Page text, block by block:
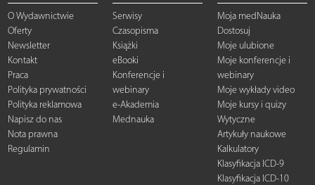
O Wydawnictwie
Oferty
Newsletter
Kontakt
Praca
Polityka prywatności
Polityka reklamowa
Napisz do nas
Nota prawna
Regulamin
Serwisy
Czasopisma
Książki
eBooki
Konferencje i
webinary
e-Akademia
Mednauka
Moja medNauka
Dostosuj
Moje ulubione
Moje konferencje i
webinary
Moje wykłady video
Moje kursy i quizy
Wytyczne
Artykuły naukowe
Kalkulatory
Klasyfikacja ICD-9
Klasyfikacja ICD-10